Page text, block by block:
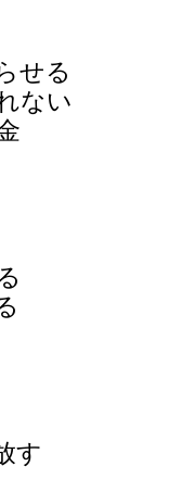
せる
ない
す